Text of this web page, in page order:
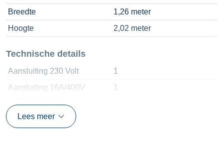
Breedte
1,26 meter
Hoogte
2,02 meter
Technische details
Aansluiting 230 Volt
1
Aansluiting 16A/400V
1
Aansluiting 32A/400V
Aansluiting 63A/400V
Lees meer